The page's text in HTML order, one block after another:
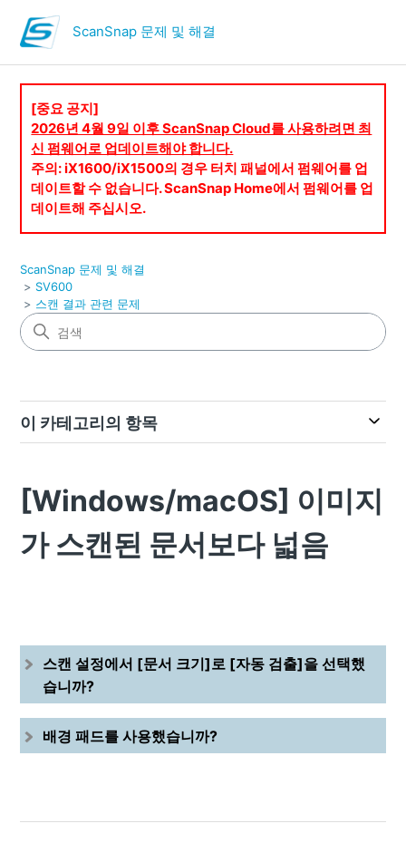
ScanSnap 문제 및 해결
[중요 공지]
2026년 4월 9일 이후 ScanSnap Cloud를 사용하려면 최
신 펌웨어로 업데이트해야 합니다.
주의: iX1600/iX1500의 경우 터치 패널에서 펌웨어를 업
데이트할 수 없습니다. ScanSnap Home에서 펌웨어를 업
데이트해 주십시오.
ScanSnap 문제 및 해결
SV600
스캔 결과 관련 문제
이 카테고리의 항목
[Windows/macOS] 이미지
가 스캔된 문서보다 넓음
스캔 설정에서 [문서 크기]로 [자동 검출]을 선택했
습니까?
배경 패드를 사용했습니까?